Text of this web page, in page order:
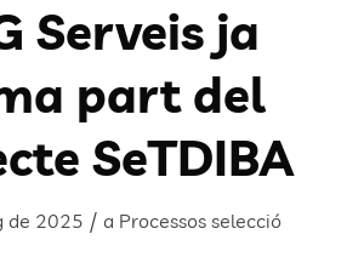
Serveis ja
part del
SeTDIBA
de 2025 / a Processos selecció